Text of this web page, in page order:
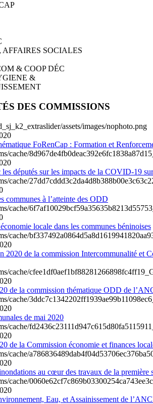
AFFAIRES SOCIALES
& COOP DÉC
&
DES COMMISSIONS
FoRenCap : Formation et
les députés sur les impacts de la COVID-19
communes à l’atteinte des ODD
locale dans les communes béninoises
2020 de la commission Intercommunalité et
de la commission thématique ODD de
de mai 2020
de la Commission économie et finances
au cœur des travaux de la première
Eau, et Assainissement de